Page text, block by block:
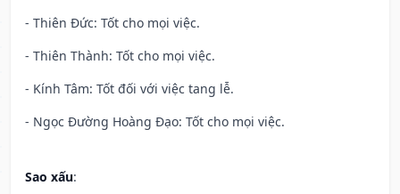
- Thiên Đức: Tốt cho mọi việc.
- Thiên Thành: Tốt cho mọi việc.
- Kính Tâm: Tốt đối với việc tang lễ.
- Ngọc Đường Hoàng Đạo: Tốt cho mọi việc.
Sao xấu: